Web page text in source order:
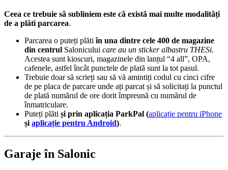
Ceea ce trebuie să subliniem este că există mai multe modalități
de a plăti parcarea.
Parcarea o puteți plătiîn una dintre cele 400 de magazine
din centrul Salonicului care au un sticker albastru THESi.
Acestea sunt kioscuri, magazinele din lanțul “4 all”, OPA,
cafenele, astfel încât punctele de plată sunt la tot pasul.
Trebuie doar să scrieți sau să vă amintiți codul cu cinci cifre
de pe placa de parcare unde ați parcat și să solicitați la punctul
de plată numărul de ore dorit împreună cu numărul de
înmatriculare.
Puteți plăti și prin aplicația ParkPal (aplicație pentru iPhone
și aplicație pentru Android).
Garaje în Salonic